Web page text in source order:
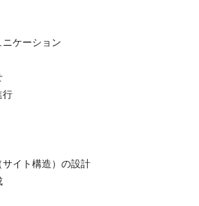
ケーション
行
サイト構造）の設計